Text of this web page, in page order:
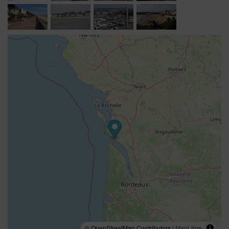
l'architecture des années 1950 qui font l'identité de la
station, explorer les villages de Talmont-sur-Gironde et
Mornac-sur-Seudre, classés parmi les Plus Beaux
Villages de France, embarquer vers les îles de l'estuaire,
déguster les huîtres des ports ostréicoles ou parcourir
les marais et les vignobles de l'arrière-pays.
Parce qu'un séjour réussi passe aussi par les bonnes
adresses, Réjane et Alain partagent volontiers leurs
conseils et mettent à disposition une documentation
complète pour découvrir les incontournables comme les
lieux plus confidentiels, selon les envies de chacun.
L'appartement constitue également une excellente
adresse pour profiter de Royan hors saison. Le littoral
retrouve alors toute sa quiétude, les plages se prêtent
aux longues balades et les terrasses permettent de
savourer une douceur de vivre appréciée des habitués.
Les séjours de trois semaines sont également adaptés
aux curistes souhaitant conjuguer confort, proximité et